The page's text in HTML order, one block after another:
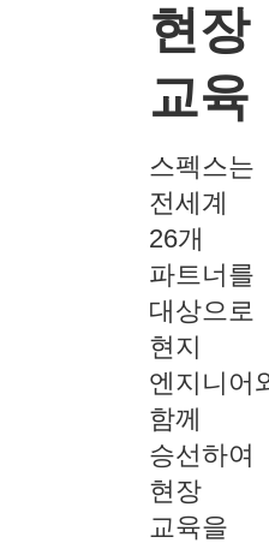
현장
교육
스펙스는
전세계
26개
파트너를
대상으로
현지
엔지니어
함께
승선하여
현장
교육을